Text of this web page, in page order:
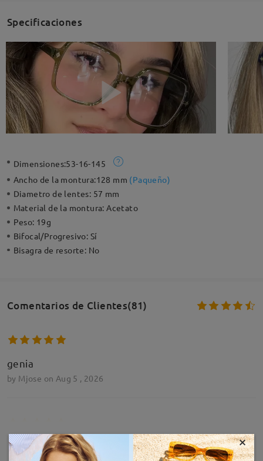
Specificaciones
Dimensiones:53-16-145
Ancho de la montura:128 mm (Paqueño)
Diametro de lentes: 57 mm
Material de la montura:Acetato
Peso: 19g
Bifocal/Progresivo: Sí
Bisagra de resorte: No
Comentarios de Clientes(81)
genia
by Mjose on Aug 5 , 2026
Me encantan MOSTRAR MÁS ×